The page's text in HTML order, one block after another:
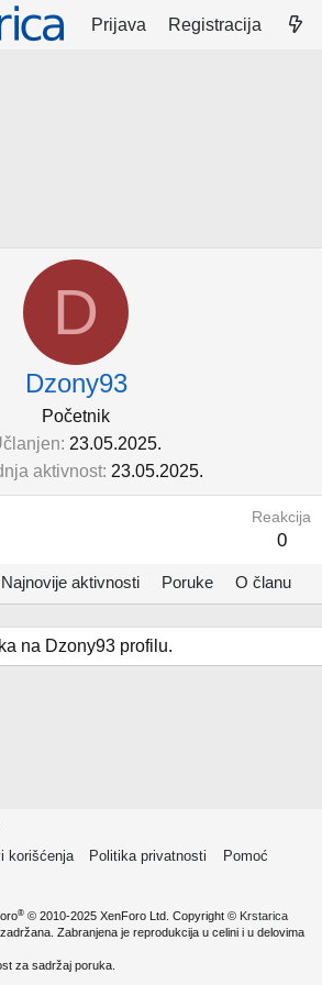
Prijava Registracija
D
Dzony93
Početnik
23.05.2025.
aktivnost 23.05.2025.
Reakcija
0
Najnovije aktivnosti Poruke O članu
na Dzony93 profilu.
korišćenja Politika privatnosti
Pomoć
® © 2010-2025 XenForo Ltd. Copyright © Krstarica
Zabranjena je reprodukcija u celini i u delovima
za sadržaj poruka.